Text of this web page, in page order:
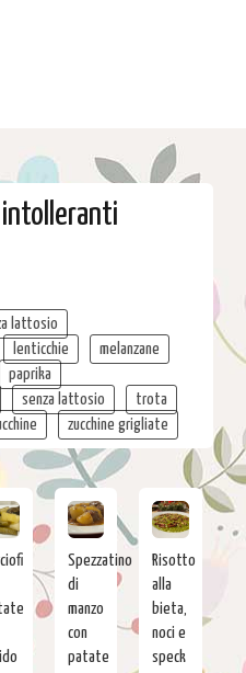
lattosio
lenticchie
melanzane
paprika
senza lattosio
trota
zucchine grigliate
Spezzatino
di
manzo
con
patate
Risotto
alla
bieta,
noci e
speck